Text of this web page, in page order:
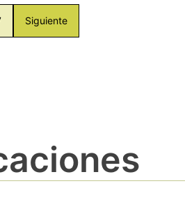
Siguiente